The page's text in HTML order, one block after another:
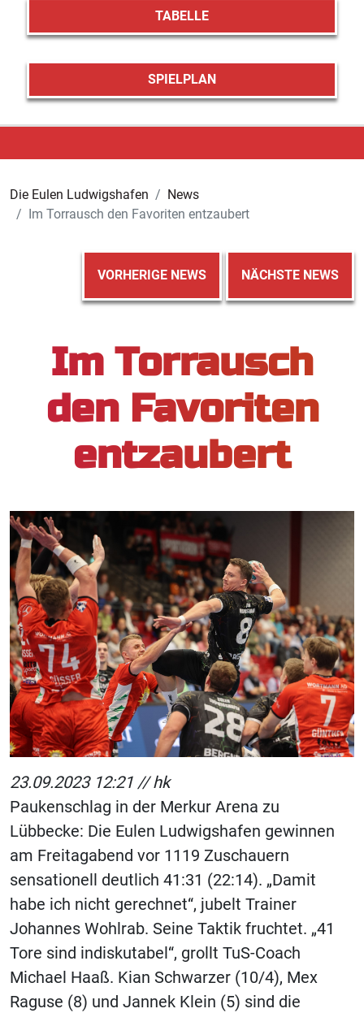
TABELLE
SPIELPLAN
Die Eulen Ludwigshafen
News
Im Torrausch den Favoriten entzaubert
VORHERIGE NEWS NÄCHSTE NEWS
Im Torrausch
den Favoriten
entzaubert
23.09.2023 12:21 //hk
Paukenschlag in der Merkur Arena zu
Lübbecke: Die Eulen Ludwigshafen gewinnen
am Freitagabend vor 1119 Zuschauern
sensationell deutlich 41:31 (22:14). „Damit
habe ich nicht gerechnet“, jubelt Trainer
Johannes Wohlrab. Seine Taktik fruchtet. „41
Tore sind indiskutabel“, grollt TuS-Coach
Michael Haaß. Kian Schwarzer (10/4), Mex
Raguse (8) und Jannek Klein (5) sind die